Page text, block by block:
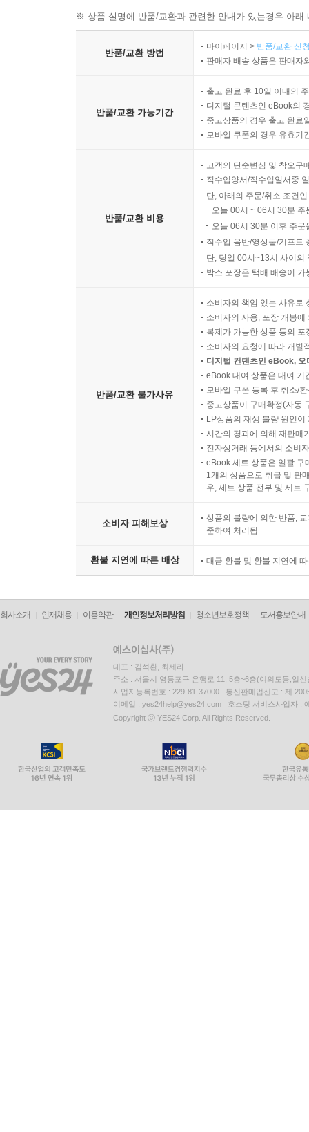
※ 상품 설명에 반품/교환과 관련한 안내가 있는경우 아
반품/교환 방법
마이페이지 > 반품/교환 신
판매자 배송 상품은 판매자
반품/교환 가능기간
출고 완료 후 10일 이내의
디지털 콘텐츠인 eBook의
중고상품의 경우 출고 완료
모바일 쿠폰의 경우 유효기
반품/교환 비용
고객의 단순변심 및 착오구
직수입양서/직수입일서중
단, 아래의 주문/취소 조건
오늘 00시 ~ 06시 30분
오늘 06시 30분 이후 주
직수입 음반/영상물/기프트
단, 당일 00시~13시 사이의
박스 포장은 택배 배송이
반품/교환 불가사유
소비자의 책임 있는 사유로
소비자의 사용, 포장 개봉
복제가 가능한 상품 등의
소비자의 요청에 따라 개별
디지털 컨텐츠인 eBook,
eBook 대여 상품은 대여 기
모바일 쿠폰 등록 후 취소/
중고상품이 구매확정(자동
LP상품의 재생 불량 원인
시간의 경과에 의해 재판매
전자상거래 등에서의 소비
eBook 세트 상품은 일괄 구
1개의 상품으로 취급 및 판
우, 세트 상품 전부 및 세트
소비자 피해보상
상품의 불량에 의한 반품,
준하여 처리됨
환불 지연에 따른 배상 대금 환불 및 환불 지연에
회사소개 인재채용 이용약관 개인정보처리방침 청소년보호정책 도서홍보안내
대표 : 김석환, 최세라
주소 : 서울시 영등포구 은행로 11, 5층~6층(여의도동,일신
사업자등록번호 : 229-81-37000 통신판매업신고 : 제
이메일 : yes24help@yes24.com 호스팅 서비스사업자 :
Copyright ⓒ YES24 Corp. All Rights Reserved.